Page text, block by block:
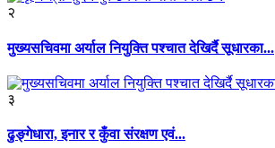
२
मुख्यसचिवमा अर्याल नियुक्ति पश्चात देखिर्दै सूधारका...
३
ढुङ्गेधारा, इनार र कुँवा संरक्षण एवं...